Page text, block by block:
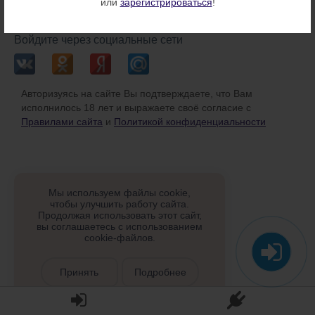
Войдите через социальные сети
Авторизуясь на сайте Вы подтверждаете, что Вам
исполнилось 18 лет и выражаете своё согласие с
Правилами сайта и Политикой конфиденциальности
Мы используем файлы cookie,
чтобы улучшить работу сайта.
Продолжая использовать этот сайт,
вы соглашаетесь с использованием
cookie-файлов.
Принять Подробнее